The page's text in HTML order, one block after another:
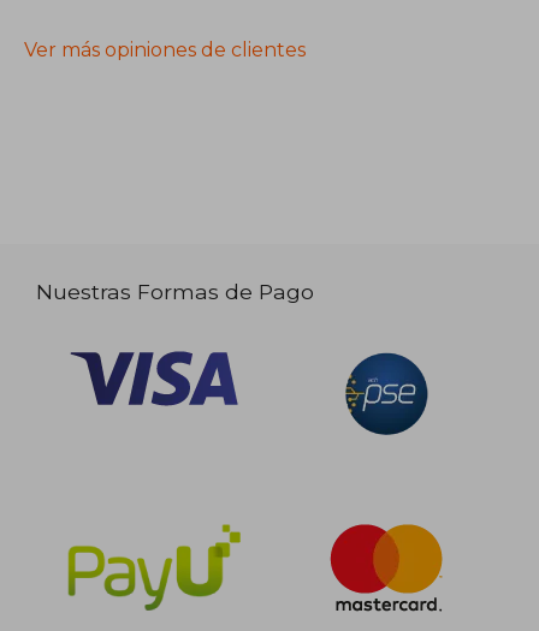
Ver más opiniones de clientes
Nuestras Formas de Pago